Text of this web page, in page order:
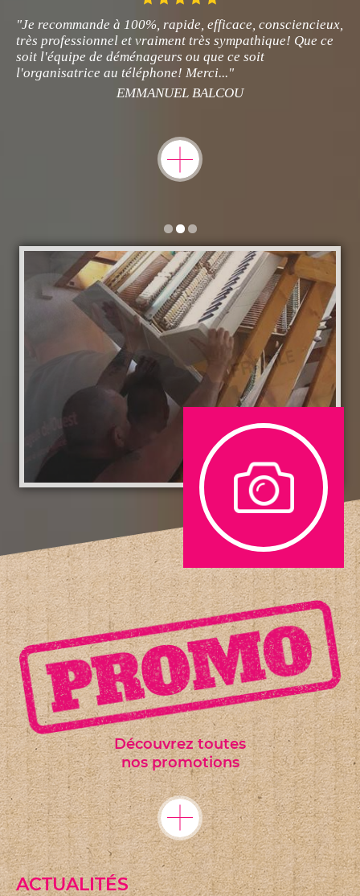
"Je recommande à 100%, rapide, efficace, consciencieux,
très professionnel et vraiment très sympathique! Que ce
soit l'équipe de déménageurs ou que ce soit
l'organisatrice au téléphone! Merci..."
EMMANUEL BALCOU
Découvrez toutes
nos promotions
ACTUALITÉS